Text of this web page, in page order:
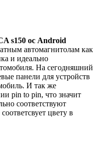
s150 ос Android
автомагнитолам как
и идеально
На сегодняшний
панели для устройств
И так же
pin to pin, что значит
соответствуют
цвету в